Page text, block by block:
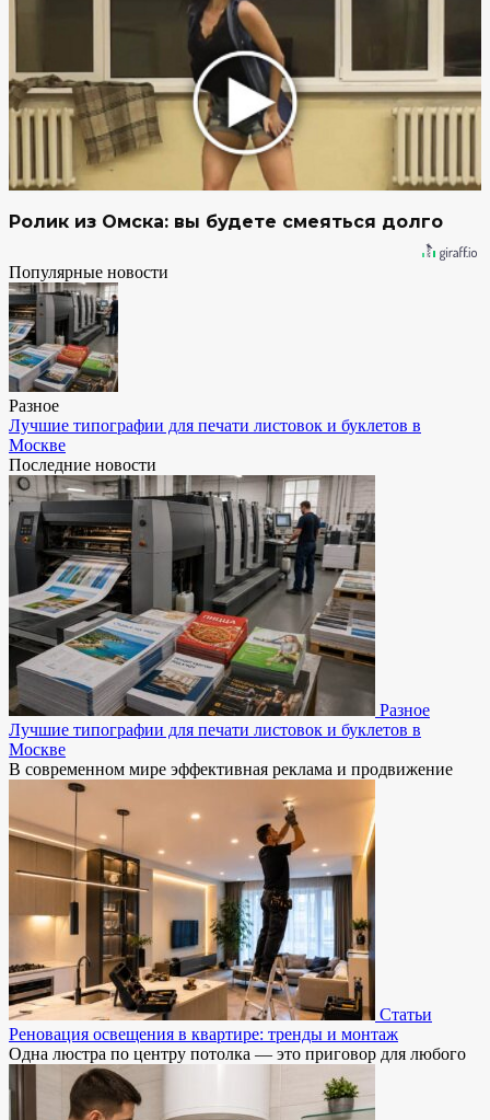
Ролик из Омска: вы будете смеяться долго
Популярные новости
Разное
Лучшие типографии для печати листовок и буклетов в
Москве
Последние новости
Разное
Лучшие типографии для печати листовок и буклетов в
Москве
В современном мире эффективная реклама и продвижение
Статьи
Реновация освещения в квартире: тренды и монтаж
Одна люстра по центру потолка — это приговор для любого